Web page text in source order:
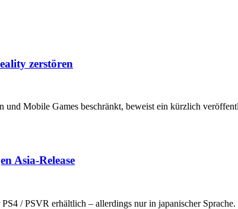
zerstören
Mobile Games beschränkt, beweist ein kürzlich
Asia-Release
/ PSVR erhältlich – allerdings nur in japanischer